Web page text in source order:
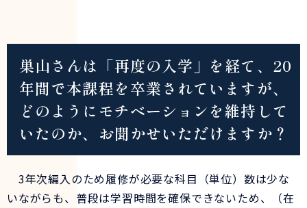
巣山さんは「再度の入学」を経て、20
年間で本課程を卒業されていますが、
どのようにモチベーションを維持して
いたのか、お聞かせいただけますか？
3年次編入のため履修が必要な科目（単位）数は少な
いながらも、普段は学習時間を確保できないため、（在